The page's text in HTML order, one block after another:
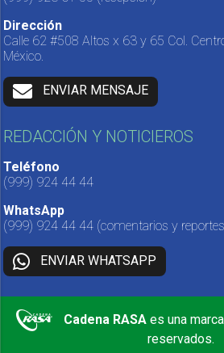
Dirección
Calle 62 #508 Altos x 63 y 65 Col.
México.
ENVIAR MENSAJE
REDACCIÓN Y NOTICIEROS
Teléfono
(999) 924 44 44
WhatsApp
(999) 924 44 44 (comentarios y
ENVIAR WHATSAPP
Cadena RASA es una
reservados.